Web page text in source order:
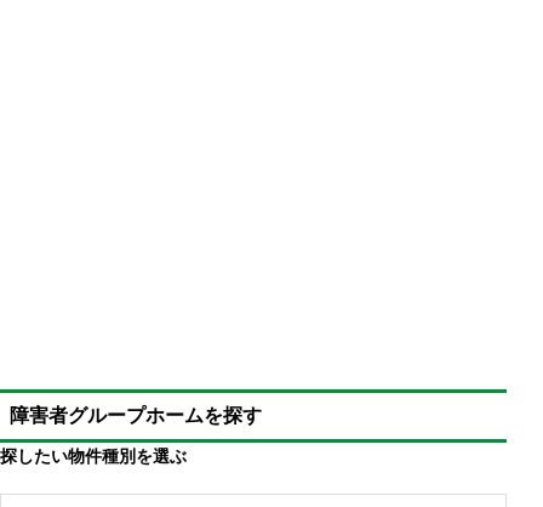
障害者グループホームを探す
探したい物件種別を選ぶ